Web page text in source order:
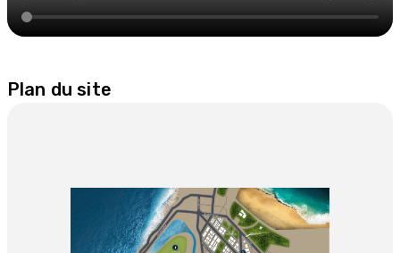
Plan du site